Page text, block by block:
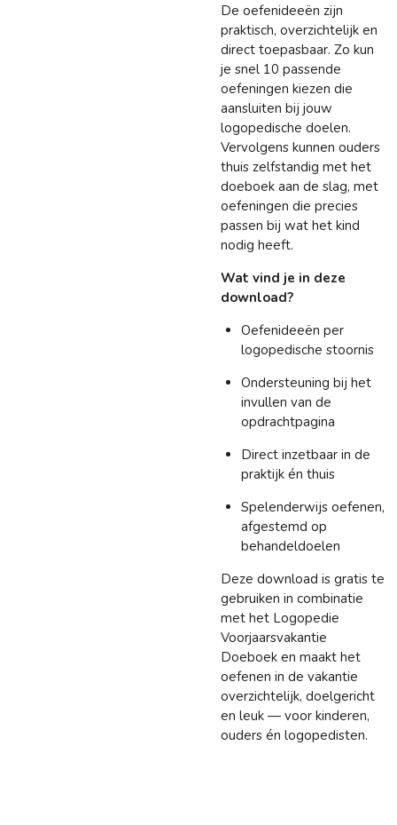
De oefenideeën zijn
praktisch, overzichtelijk en
direct toepasbaar. Zo kun
je snel 10 passende
oefeningen kiezen die
aansluiten bij jouw
logopedische doelen.
Vervolgens kunnen ouders
thuis zelfstandig met het
doeboek aan de slag, met
oefeningen die precies
passen bij wat het kind
nodig heeft.
Wat vind je in deze
download?
Oefenideeën per
logopedische stoornis
Ondersteuning bij het
invullen van de
opdrachtpagina
Direct inzetbaar in de
praktijk én thuis
Spelenderwijs oefenen,
afgestemd op
behandeldoelen
Deze download is gratis te
gebruiken in combinatie
met het Logopedie
Voorjaarsvakantie
Doeboek en maakt het
oefenen in de vakantie
overzichtelijk, doelgericht
en leuk — voor kinderen,
ouders én logopedisten.